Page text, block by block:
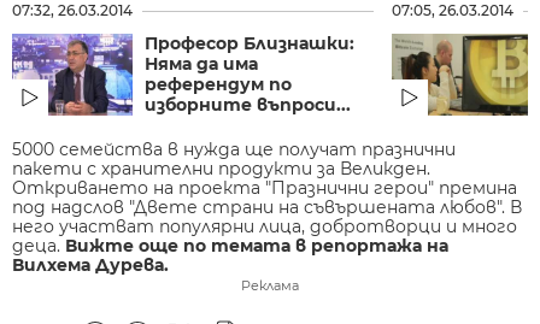
07:32, 26.03.2014
Професор Близнашки:
Няма да има
референдум по
изборните въпроси...
07:05, 26.03.2014
5000 семейства в нужда ще получат празнични
пакети с хранителни продукти за Великден.
Откриването на проекта "Празнични герои" премина
под надслов "Двете страни на съвършената любов". В
него участват популярни лица, добротворци и много
деца. Вижте още по темата в репортажа на
Вилхема Дурева.
Реклама